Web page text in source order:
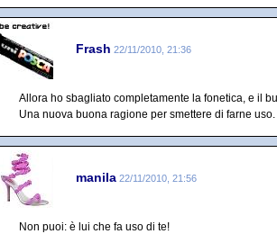
Frash 22/11/2010, 21:36
Allora ho sbagliato completamente la fonetica, e il
Una nuova buona ragione per smettere di farne uso.
manila 22/11/2010, 21:56
Non puoi: è lui che fa uso di te!